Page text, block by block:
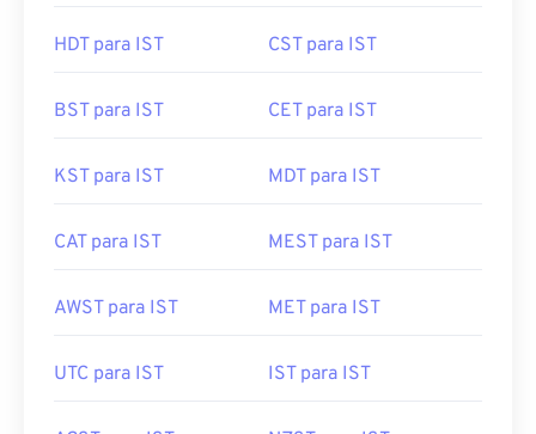
HDT para IST CST para IST
BST para IST CET para IST
KST para IST MDT para IST
CAT para IST MEST para IST
AWST para IST MET para IST
UTC para IST IST para IST